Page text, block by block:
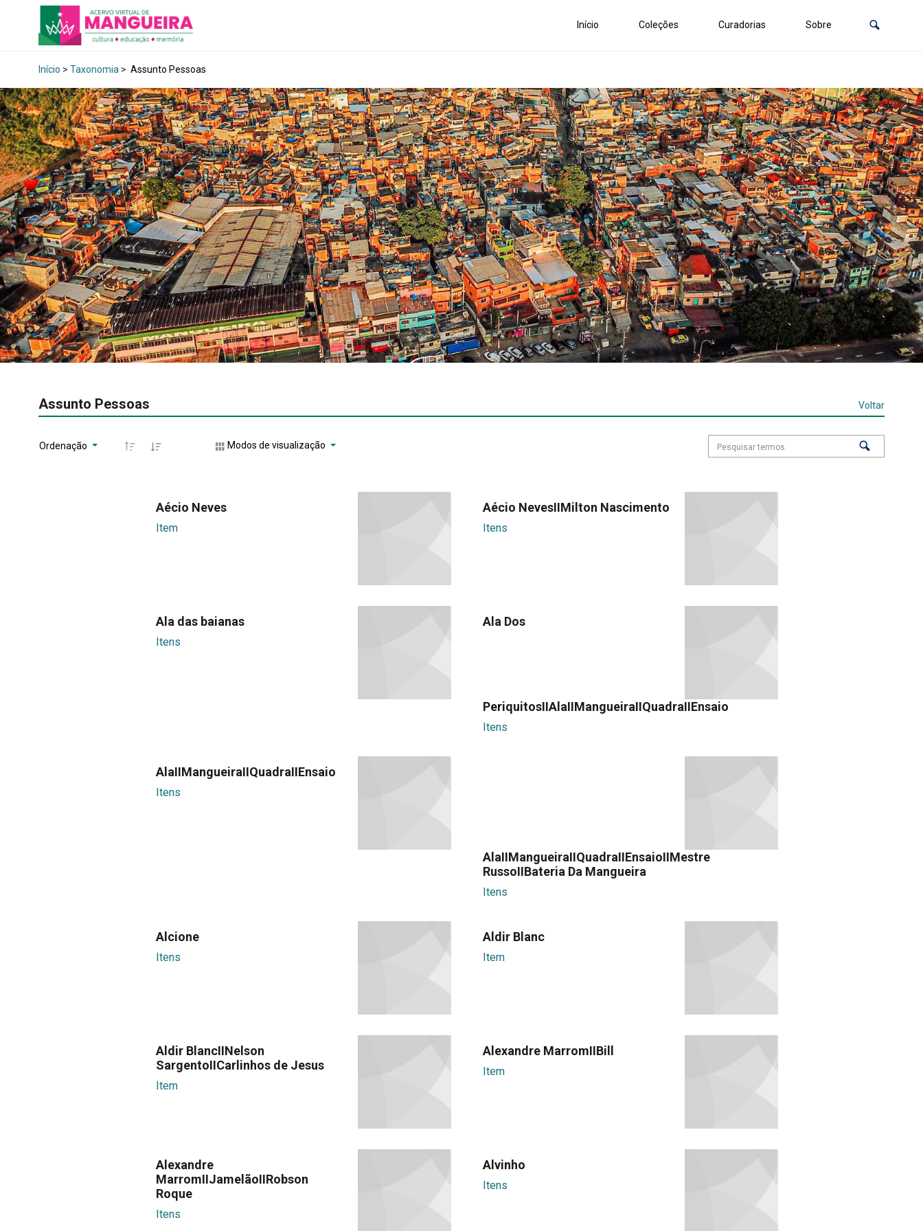
Início Coleções Curadorias Sobre
Início > Taxonomia > Assunto Pessoas
Assunto Pessoas Voltar
Ordenação Modos de visualização
Aécio Neves
Item
Aécio NevesIIMilton Nascimento
Itens
Ala das baianas
Itens
Ala Dos
PeriquitosIIAlaIIMangueiraIIQuadraIIEnsaio
Itens
AlaIIMangueiraIIQuadraIIEnsaio
Itens
AlaIIMangueiraIIQuadraIIEnsaioIIMestre
RussoIIBateria Da Mangueira
Itens
Alcione
Itens
Aldir Blanc
Item
Aldir BlancIINelson
SargentoIICarlinhos de Jesus
Item
Alexandre MarromIIBill
Item
Alexandre
MarromIIJamelãoIIRobson
Roque
Itens
Alvinho
Itens